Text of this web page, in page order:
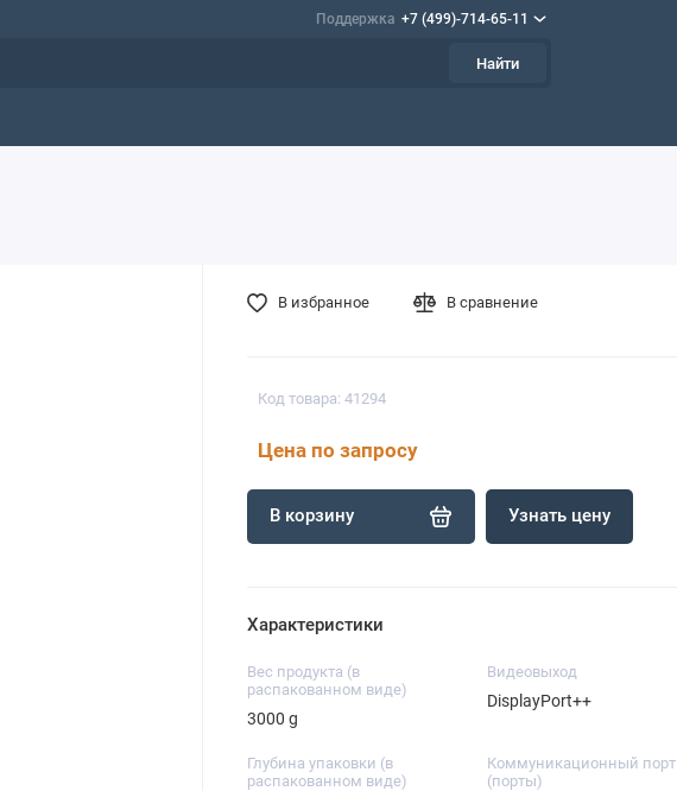
Поддержка +7 (499)-714-65-11
Найти
Код товара: 41294
Цена по запросу
В корзину Узнать цену
В избранное В сравнение
Характеристики
Вес продукта (в
распакованном виде)
3000 g
Видеовыход
DisplayPort++
Глубина упаковки (в
распакованном виде)
Коммуникационный порт
(порты)